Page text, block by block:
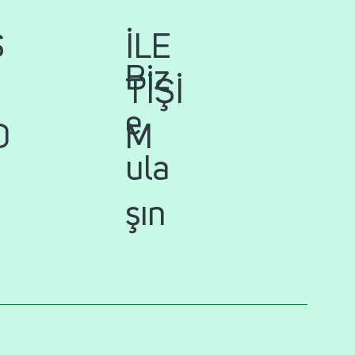
İLE
TİŞİ
M
Biz
e
ula
şın